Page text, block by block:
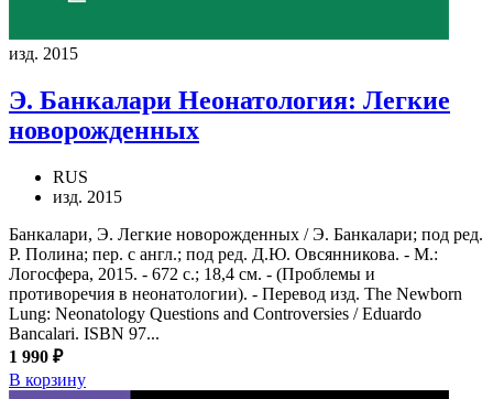
изд. 2015
Э. Банкалари Неонатология: Легкие
новорожденных
RUS
изд. 2015
Банкалари, Э. Легкие новорожденных / Э. Банкалари; под ред.
Р. Полина; пер. с англ.; под ред. Д.Ю. Овсянникова. - М.:
Логосфера, 2015. - 672 с.; 18,4 см. - (Проблемы и
противоречия в неонатологии). - Перевод изд. The Newborn
Lung: Neonatology Questions and Controversies / Eduardo
Bancalari. ISBN 97...
1 990 ₽
В корзину